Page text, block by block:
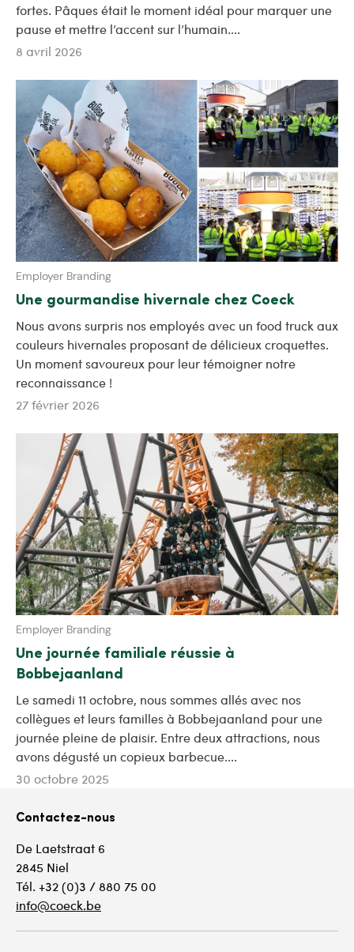
fortes. Pâques était le moment idéal pour marquer une
pause et mettre l’accent sur l’humain....
8 avril 2026
Employer Branding
Une gourmandise hivernale chez Coeck
Nous avons surpris nos employés avec un food truck aux
couleurs hivernales proposant de délicieux croquettes.
Un moment savoureux pour leur témoigner notre
reconnaissance !
27 février 2026
Employer Branding
Une journée familiale réussie à
Bobbejaanland
Le samedi 11 octobre, nous sommes allés avec nos
collègues et leurs familles à Bobbejaanland pour une
journée pleine de plaisir. Entre deux attractions, nous
avons dégusté un copieux barbecue....
30 octobre 2025
Contactez-nous
De Laetstraat 6
2845 Niel
Tél. +32 (0)3 / 880 75 00
info@coeck.be